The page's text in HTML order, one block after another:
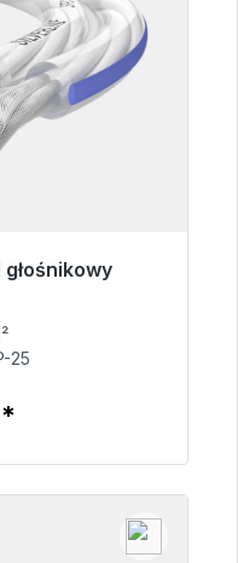
wysyłki, czas
25